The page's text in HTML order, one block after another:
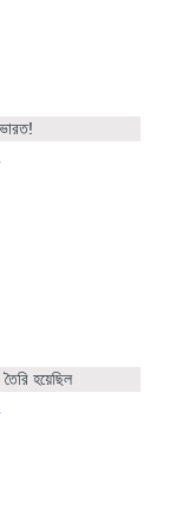
ভারত!
হয়েছিল